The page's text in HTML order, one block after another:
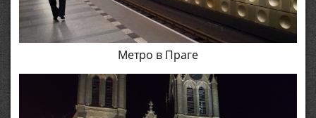
Метро в Праге